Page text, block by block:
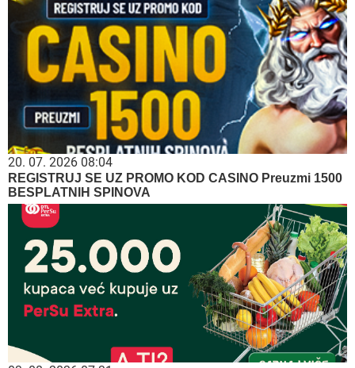
20. 07. 2026 08:04
REGISTRUJ SE UZ PROMO KOD CASINO Preuzmi 1500
BESPLATNIH SPINOVA